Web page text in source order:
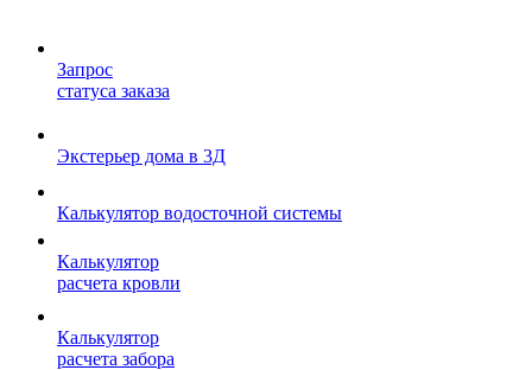
Запрос
статуса заказа
Экстерьер дома в 3Д
Калькулятор водосточной системы
Калькулятор
расчета кровли
Калькулятор
расчета забора